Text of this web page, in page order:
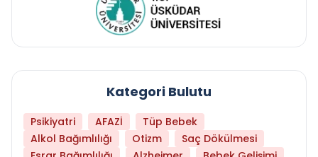
Kategori Bulutu
Psikiyatri AFAZİ
Tüp Bebek
Alkol Bağımlılığı
Otizm
Saç Dökülmesi